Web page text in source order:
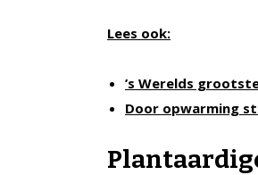
Lees ook:
’s Werelds
Door opwarming